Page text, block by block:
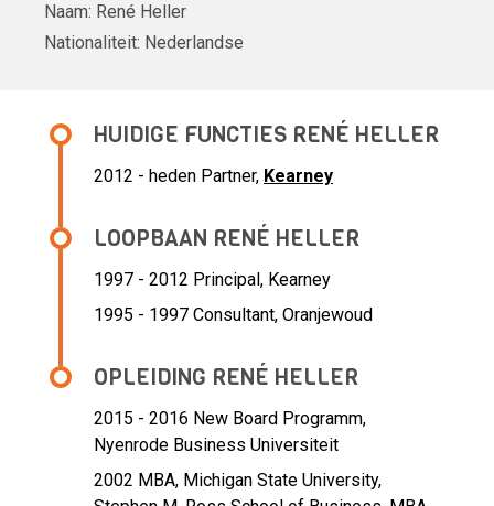
Naam: René Heller
Nationaliteit: Nederlandse
HUIDIGE FUNCTIES RENÉ HELLER
2012 - heden Partner, Kearney
LOOPBAAN RENÉ HELLER
1997 - 2012 Principal, Kearney
1995 - 1997 Consultant, Oranjewoud
OPLEIDING RENÉ HELLER
2015 - 2016 New Board Programm,
Nyenrode Business Universiteit
2002 MBA, Michigan State University,